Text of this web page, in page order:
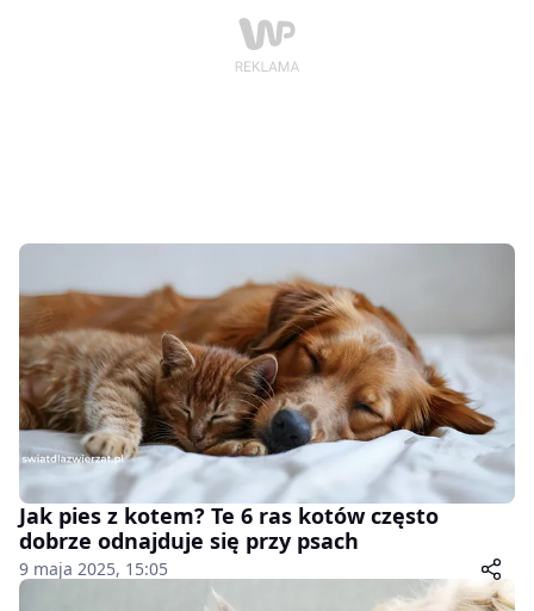
Jak pies z kotem? Te 6 ras kotów często
dobrze odnajduje się przy psach
9 maja 2025, 15:05